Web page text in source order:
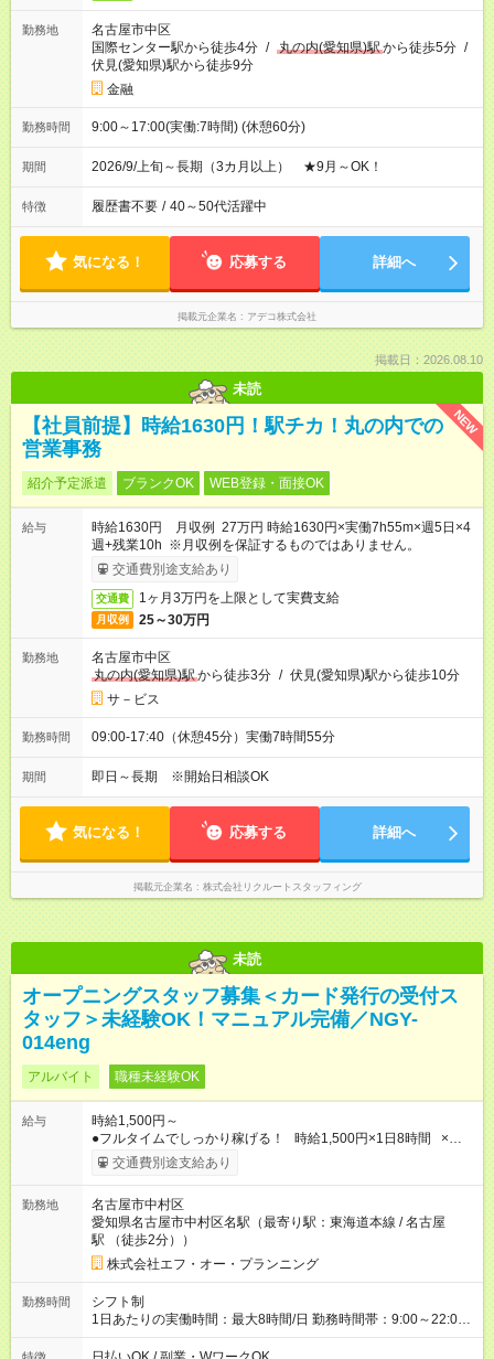
勤務地
名古屋市中区
国際センター駅から徒歩4分 / 丸の内(愛知県)駅から徒歩5分 /
伏見(愛知県)駅から徒歩9分
金融
勤務時間 9:00～17:00(実働:7時間) (休憩60分)
期間 2026/9/上旬～長期（3カ月以上） ★9月～OK！
特徴 履歴書不要 / 40～50代活躍中
気になる！ 応募する 詳細へ
掲載元企業名 アデコ株式会社
掲載日：2026.08.10
未読
NEW
【社員前提】時給1630円！駅チカ！丸の内での
営業事務
紹介予定派遣 ブランクOK WEB登録・面接OK
給与
時給1630円 月収例 27万円 時給1630円×実働7h55m×週5日×4
週+残業10h ※月収例を保証するものではありません。
交通費別途支給あり
交通費 1ヶ月3万円を上限として実費支給
月収例 25～30万円
勤務地
名古屋市中区
丸の内(愛知県)駅から徒歩3分 / 伏見(愛知県)駅から徒歩10分
サ－ビス
勤務時間 09:00-17:40（休憩45分）実働7時間55分
期間 即日～長期 ※開始日相談OK
気になる！ 応募する 詳細へ
掲載元企業名 株式会社リクルートスタッフィング
未読
オープニングスタッフ募集＜カード発行の受付ス
タッフ＞未経験OK！マニュアル完備／NGY-
014eng
アルバイト 職種未経験OK
給与
時給1,500円～
●フルタイムでしっかり稼げる！ 時給1,500円×1日8時間 ×週5
日勤務 ＝1日あたり 12,000円 ×22日勤務 ＝月収例 264,000円
【試用期間】試用期間なし
交通費別途支給あり
勤務地
名古屋市中村区
愛知県名古屋市中村区名駅（最寄り駅：東海道本線 / 名古屋
駅 （徒歩2分））
株式会社エフ・オー・プランニング
勤務時間
シフト制
1日あたりの実働時間：最大8時間/日 勤務時間帯：9:00～22:00
【シフト例】 ・9:00～18:00 ・13:00～22:00 ■週5日～OK ■1日
8時間（休憩1時間） 時間帯の相談OKでプライベートも充実 ※残